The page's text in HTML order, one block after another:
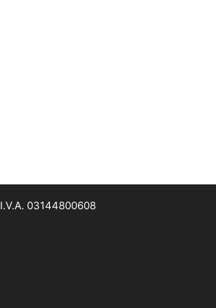
03144800608